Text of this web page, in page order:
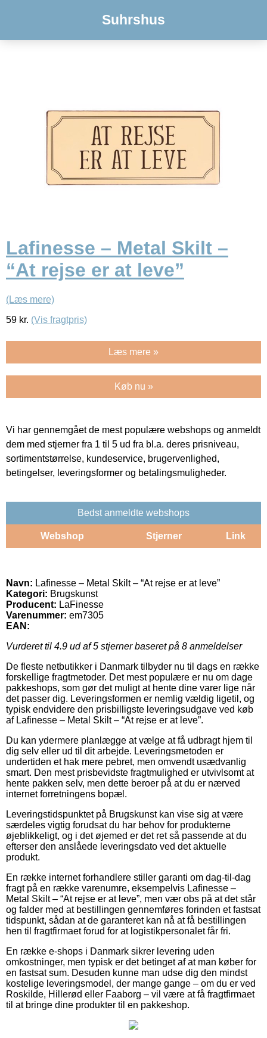
Suhrshus
Lafinesse – Metal Skilt –
“At rejse er at leve”
(Læs mere)
59 kr. (Vis fragtpris)
Læs mere »
Køb nu »
Vi har gennemgået de mest populære webshops og anmeldt
dem med stjerner fra 1 til 5 ud fra bl.a. deres prisniveau,
sortimentstørrelse, kundeservice, brugervenlighed,
betingelser, leveringsformer og betalingsmuligheder.
Bedst anmeldte webshops
Webshop Stjerner Link
Navn: Lafinesse – Metal Skilt – “At rejse er at leve”
Kategori: Brugskunst
Producent: LaFinesse
Varenummer: em7305
EAN:
Vurderet til 4.9 ud af 5 stjerner baseret på 8 anmeldelser
De fleste netbutikker i Danmark tilbyder nu til dags en række
forskellige fragtmetoder. Det mest populære er nu om dage
pakkeshops, som gør det muligt at hente dine varer lige når
det passer dig. Leveringsformen er nemlig vældig ligetil, og
typisk endvidere den prisbilligste leveringsudgave ved køb
af Lafinesse – Metal Skilt – “At rejse er at leve”.
Du kan ydermere planlægge at vælge at få udbragt hjem til
dig selv eller ud til dit arbejde. Leveringsmetoden er
undertiden et hak mere pebret, men omvendt usædvanlig
smart. Den mest prisbevidste fragtmulighed er utvivlsomt at
hente pakken selv, men dette beroer på at du er nærved
internet forretningens bopæl.
Leveringstidspunktet på Brugskunst kan vise sig at være
særdeles vigtig forudsat du har behov for produkterne
øjeblikkeligt, og i det øjemed er det ret så passende at du
efterser den anslåede leveringsdato ved det aktuelle
produkt.
En række internet forhandlere stiller garanti om dag-til-dag
fragt på en række varenumre, eksempelvis Lafinesse –
Metal Skilt – “At rejse er at leve”, men vær obs på at det står
og falder med at bestillingen gennemføres forinden et fastsat
tidspunkt, sådan at de garanteret kan nå at få bestillingen
hen til fragtfirmaet forud for at logistikpersonalet får fri.
En række e-shops i Danmark sikrer levering uden
omkostninger, men typisk er det betinget af at man køber for
en fastsat sum. Desuden kunne man udse dig den mindst
kostelige leveringsmodel, der mange gange – om du er ved
Roskilde, Hillerød eller Faaborg – vil være at få fragtfirmaet
til at bringe dine produkter til en pakkeshop.